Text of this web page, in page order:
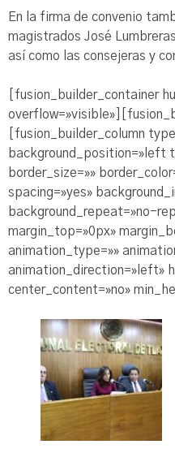
En la firma de convenio
magistrados José
así como las consejeras y
[fusion_builder_container
[fusion_builder_column
background_position=»left
border_size=»»
spacing=»yes»
background_repeat=»no-
margin_top=»0px»
animation_type=»»
animation_direction=»left»
center_content=»no»